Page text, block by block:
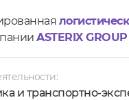
ASTERIX GROUP
и транспортно-